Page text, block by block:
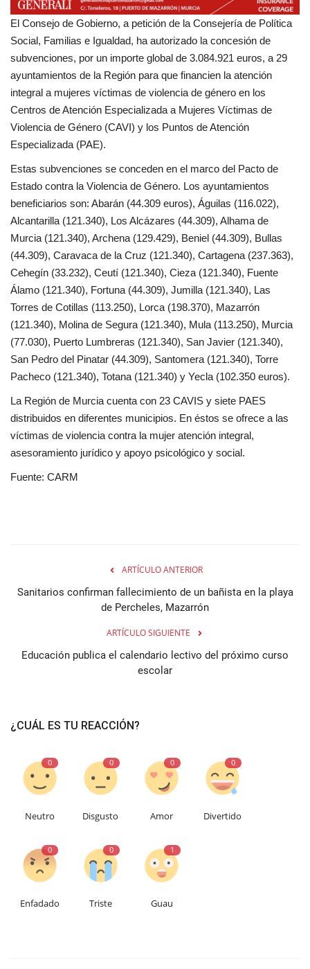
El Consejo de Gobierno, a petición de la Consejería de Política
Social, Familias e Igualdad, ha autorizado la concesión de
subvenciones, por un importe global de 3.084.921 euros, a 29
ayuntamientos de la Región para que financien la atención
integral a mujeres víctimas de violencia de género en los
Centros de Atención Especializada a Mujeres Víctimas de
Violencia de Género (CAVI) y los Puntos de Atención
Especializada (PAE).
Estas subvenciones se conceden en el marco del Pacto de
Estado contra la Violencia de Género. Los ayuntamientos
beneficiarios son: Abarán (44.309 euros), Águilas (116.022),
Alcantarilla (121.340), Los Alcázares (44.309), Alhama de
Murcia (121.340), Archena (129.429), Beniel (44.309), Bullas
(44.309), Caravaca de la Cruz (121.340), Cartagena (237.363),
Cehegín (33.232), Ceutí (121.340), Cieza (121.340), Fuente
Álamo (121.340), Fortuna (44.309), Jumilla (121.340), Las
Torres de Cotillas (113.250), Lorca (198.370), Mazarrón
(121.340), Molina de Segura (121.340), Mula (113.250), Murcia
(77.030), Puerto Lumbreras (121.340), San Javier (121.340),
San Pedro del Pinatar (44.309), Santomera (121.340), Torre
Pacheco (121.340), Totana (121.340) y Yecla (102.350 euros).
La Región de Murcia cuenta con 23 CAVIS y siete PAES
distribuidos en diferentes municipios. En éstos se ofrece a las
víctimas de violencia contra la mujer atención integral,
asesoramiento jurídico y apoyo psicológico y social.
Fuente: CARM
ARTÍCULO ANTERIOR
Sanitarios confirman fallecimiento de un bañista en la playa
de Percheles, Mazarrón
ARTÍCULO SIGUIENTE
Educación publica el calendario lectivo del próximo curso
escolar
¿CUÁL ES TU REACCIÓN?
0
Neutro
0
Disgusto
0
Amor
0
Divertido
0
Enfadado
0
Triste
1
Guau